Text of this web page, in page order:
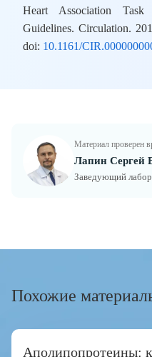
Heart Association
Guidelines. Circulation.
doi: 10.1161/
Материал проверен
Лапин Сергей
Заведующий
Похожие
Аполипопротеины: